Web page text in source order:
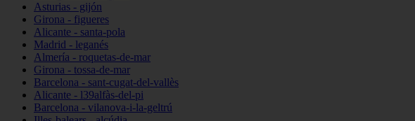
Asturias - gijón
Girona - figueres
Alicante - santa-pola
Madrid - leganés
Almería - roquetas-de-mar
Girona - tossa-de-mar
Barcelona - sant-cugat-del-vallès
Alicante - l39alfàs-del-pi
Barcelona - vilanova-i-la-geltrú